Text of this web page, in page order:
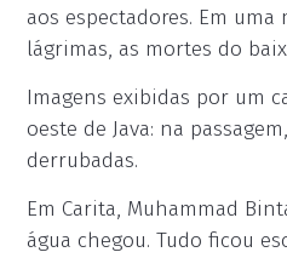
aos espectadores. Em
lágrimas, as mortes do
Imagens exibidas por um
oeste de Java: na
derrubadas.
Em Carita, Muhammad
água chegou. Tudo ficou